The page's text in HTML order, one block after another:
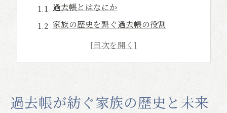
過去帳とはなにか
家族の歴史を繋ぐ過去帳の役割
未来へと受け継ぐ過去帳の使い方
過去帳の選び方とそれを乗せる見台
過去帳が紡ぐ家族の歴史と未来